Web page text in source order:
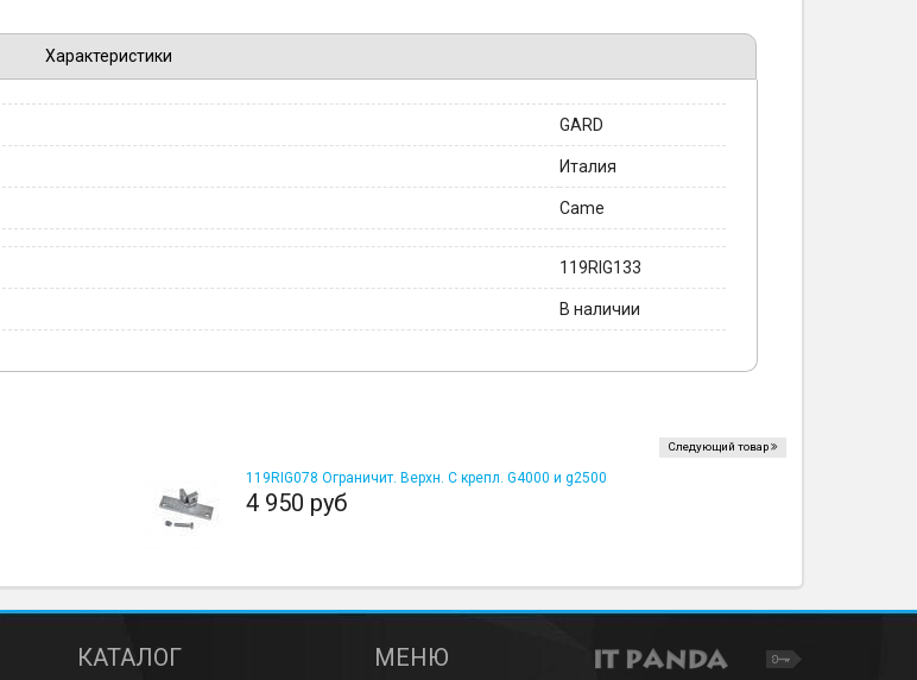
Характеристики
GARD
Италия
Came
119RIG133
В наличии
Следующий товар
119RIG078 Ограничит. Верхн. С крепл. G4000 и g2500
4 950 руб
КАТАЛОГ МЕНЮ